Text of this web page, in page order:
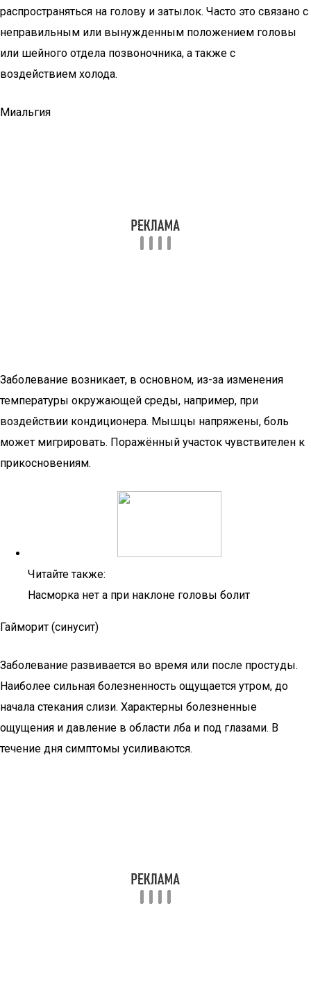
распространяться на голову и затылок. Часто это связано с
неправильным или вынужденным положением головы
или шейного отдела позвоночника, а также с
воздействием холода.
Миальгия
Заболевание возникает, в основном, из-за изменения
температуры окружающей среды, например, при
воздействии кондиционера. Мышцы напряжены, боль
может мигрировать. Поражённый участок чувствителен к
прикосновениям.
Читайте также:
Насморка нет а при наклоне головы болит
Гайморит (синусит)
Заболевание развивается во время или после простуды.
Наиболее сильная болезненность ощущается утром, до
начала стекания слизи. Характерны болезненные
ощущения и давление в области лба и под глазами. В
течение дня симптомы усиливаются.